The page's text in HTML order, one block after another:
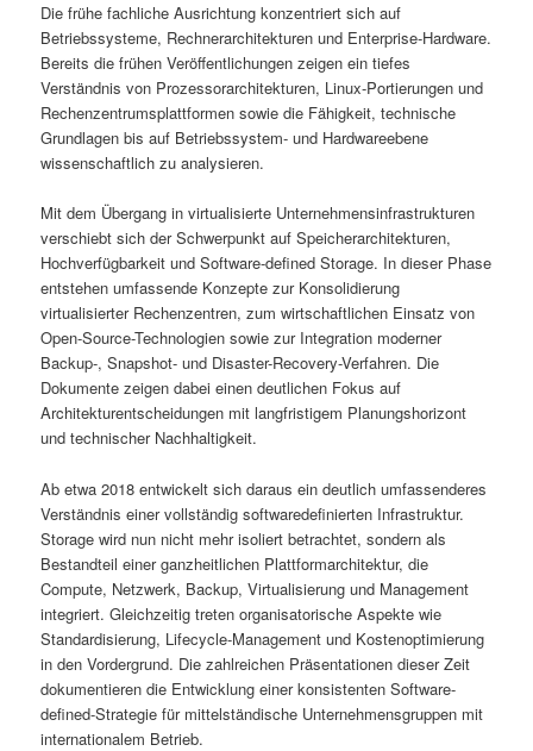
Die frühe fachliche Ausrichtung konzentriert sich auf
Betriebssysteme, Rechnerarchitekturen und Enterprise-Hardware.
Bereits die frühen Veröffentlichungen zeigen ein tiefes
Verständnis von Prozessorarchitekturen, Linux-Portierungen und
Rechenzentrumsplattformen sowie die Fähigkeit, technische
Grundlagen bis auf Betriebssystem- und Hardwareebene
wissenschaftlich zu analysieren.
Mit dem Übergang in virtualisierte Unternehmensinfrastrukturen
verschiebt sich der Schwerpunkt auf Speicherarchitekturen,
Hochverfügbarkeit und Software-defined Storage. In dieser Phase
entstehen umfassende Konzepte zur Konsolidierung
virtualisierter Rechenzentren, zum wirtschaftlichen Einsatz von
Open-Source-Technologien sowie zur Integration moderner
Backup-, Snapshot- und Disaster-Recovery-Verfahren. Die
Dokumente zeigen dabei einen deutlichen Fokus auf
Architekturentscheidungen mit langfristigem Planungshorizont
und technischer Nachhaltigkeit.
Ab etwa 2018 entwickelt sich daraus ein deutlich umfassenderes
Verständnis einer vollständig softwaredefinierten Infrastruktur.
Storage wird nun nicht mehr isoliert betrachtet, sondern als
Bestandteil einer ganzheitlichen Plattformarchitektur, die
Compute, Netzwerk, Backup, Virtualisierung und Management
integriert. Gleichzeitig treten organisatorische Aspekte wie
Standardisierung, Lifecycle-Management und Kostenoptimierung
in den Vordergrund. Die zahlreichen Präsentationen dieser Zeit
dokumentieren die Entwicklung einer konsistenten Software-
defined-Strategie für mittelständische Unternehmensgruppen mit
internationalem Betrieb.